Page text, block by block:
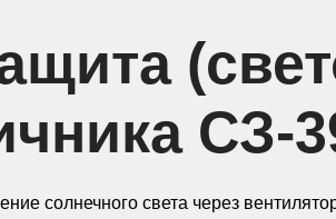
СЗ-
солнечного света через